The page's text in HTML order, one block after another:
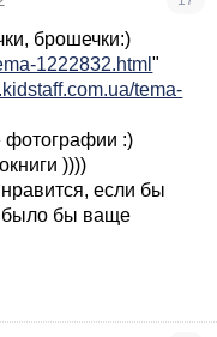
брошечки:)
1222832.html"
tema-
фотографии :)
))))
если бы
было бы ваще